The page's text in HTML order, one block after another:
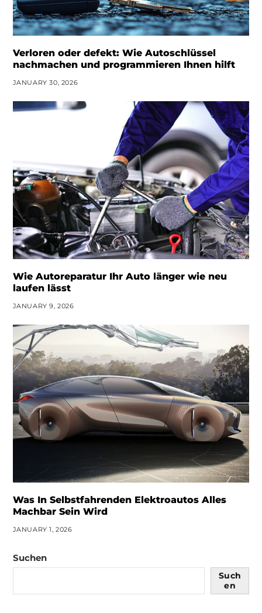
Verloren oder defekt: Wie Autoschlüssel
nachmachen und programmieren Ihnen hilft
JANUARY 30, 2026
Wie Autoreparatur Ihr Auto länger wie neu
laufen lässt
JANUARY 9, 2026
Was In Selbstfahrenden Elektroautos Alles
Machbar Sein Wird
JANUARY 1, 2026
Suchen
Such
en